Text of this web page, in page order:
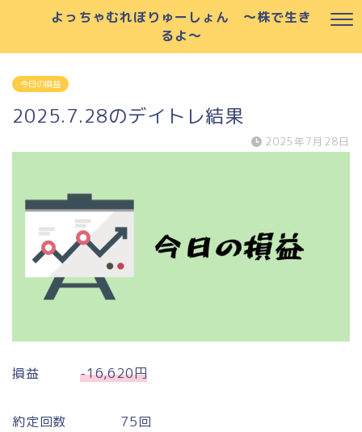
よっちゃむれぼりゅーしょん ～株で生き
るよ～
今日の損益
2025.7.28のデイトレ結果
2025年7月28日
損益 -16,620円
約定回数 75回